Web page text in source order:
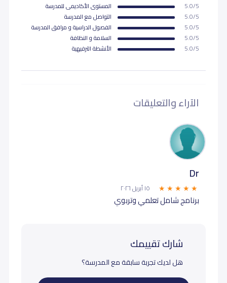
5.0/5
المستوى اﻷكاديمى للمدرسة
5.0/5
التواصل مع المدرسة
5.0/5
الفصول الدراسية و مرافق المدرسة
5.0/5
السلامة و النظافة
5.0/5
اﻷنشطة الترفيهية
الآراء والتعليقات
Dr
١٥ أبريل ٢٠٢٦
برنامج شامل تعلمي وتربوي
شارك تقييمك
هل لديك تجربة سابقة مع المدرسة؟